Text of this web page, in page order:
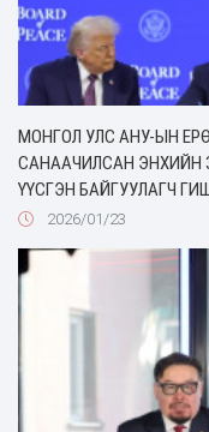
МОНГОЛ УЛС АНУ-ЫН
САНААЧИЛСАН ЭНХИЙН
ҮҮСГЭН БАЙГУУЛАГЧ
2026/01/23